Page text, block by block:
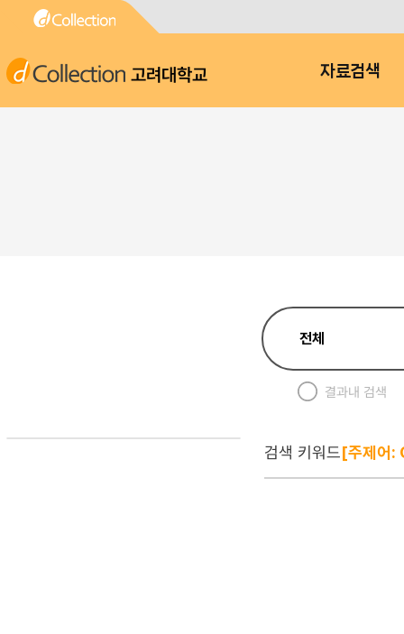
고려대학교 자료검색
결과내 검색
검색 키워드[주제